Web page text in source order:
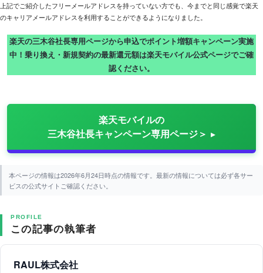
上記でご紹介したフリーメールアドレスを持っていない方でも、今までと同じ感覚で楽天
のキャリアメールアドレスを利用することができるようになりました。
楽天の三木谷社長専用ページから申込でポイント増額キャンペーン実施
中！乗り換え・新規契約の最新還元額は楽天モバイル公式ページでご確
認ください。
楽天モバイルの
三木谷社長キャンペーン専用ページ＞
本ページの情報は2026年6月24日時点の情報です。最新の情報については必ず各サー
ビスの公式サイトご確認ください。
PROFILE
この記事の執筆者
RAUL株式会社